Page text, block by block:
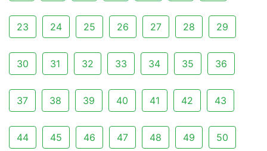
23 24 25 26 27 28 29
30 31 32 33 34 35 36
37 38 39 40 41 42 43
44 45 46 47 48 49 50